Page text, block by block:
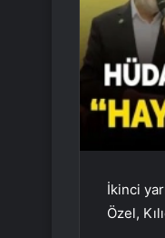
İkinci
Özel,